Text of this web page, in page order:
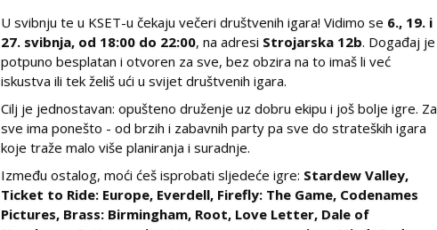
U svibnju te u KSET-u čekaju večeri društvenih igara! Vidimo se 6., 19. i
27. svibnja, od 18:00 do 22:00, na adresi Strojarska 12b. Događaj je
potpuno besplatan i otvoren za sve, bez obzira na to imaš li već
iskustva ili tek želiš ući u svijet društvenih igara.
Cilj je jednostavan: opušteno druženje uz dobru ekipu i još bolje igre. Za
sve ima ponešto - od brzih i zabavnih party pa sve do strateških igara
koje traže malo više planiranja i suradnje.
Između ostalog, moći ćeš isprobati sljedeće igre: Stardew Valley,
Ticket to Ride: Europe, Everdell, Firefly: The Game, Codenames
Pictures, Brass: Birmingham, Root, Love Letter, Dale of